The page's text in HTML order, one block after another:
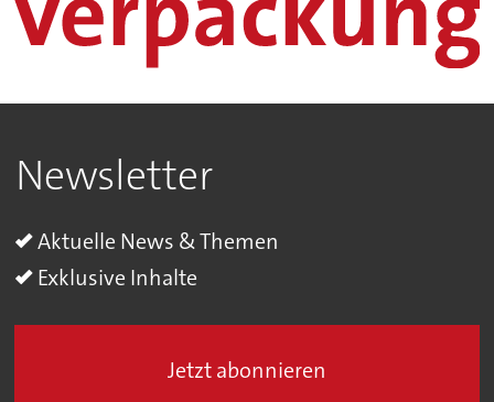
Newsletter
Aktuelle News & Themen
Exklusive Inhalte
Jetzt abonnieren